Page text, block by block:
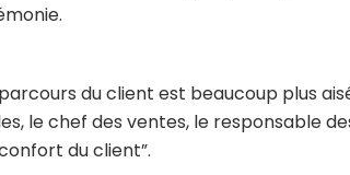
du client est beaucoup plus
le chef des ventes, le responsable
du client”.